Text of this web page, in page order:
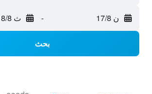
ن 17/8 - ث 18/8
بحث